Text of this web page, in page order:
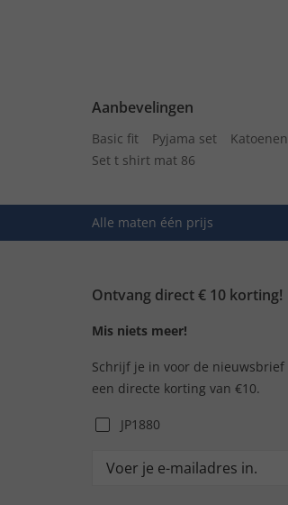
Aanbevelingen
Basic fit Pyjama set
Set t shirt mat 86
Alle maten één prijs
Ontvang direct € 10 korting!
Mis niets meer!
Schrijf je in voor de
een directe korting van €10.
JP1880